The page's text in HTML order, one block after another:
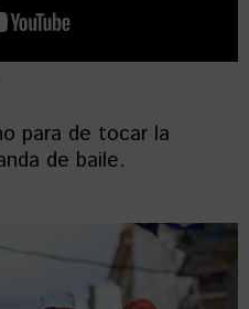
para de tocar la
de baile.